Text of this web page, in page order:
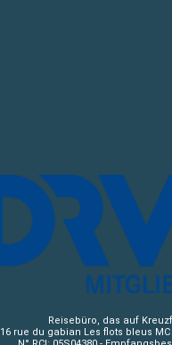
Reisebüro, das auf
16 rue du gabian Les flots bleus